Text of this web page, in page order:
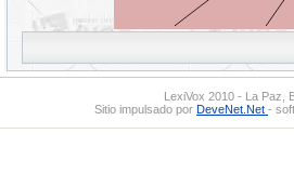
LexiVox 2010 - La Paz,
Sitio impulsado por DeveNet.Net -